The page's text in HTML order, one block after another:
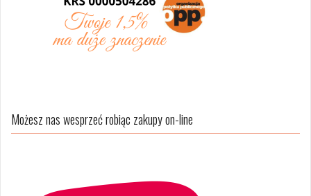
Możesz nas wesprzeć robiąc zakupy on-line